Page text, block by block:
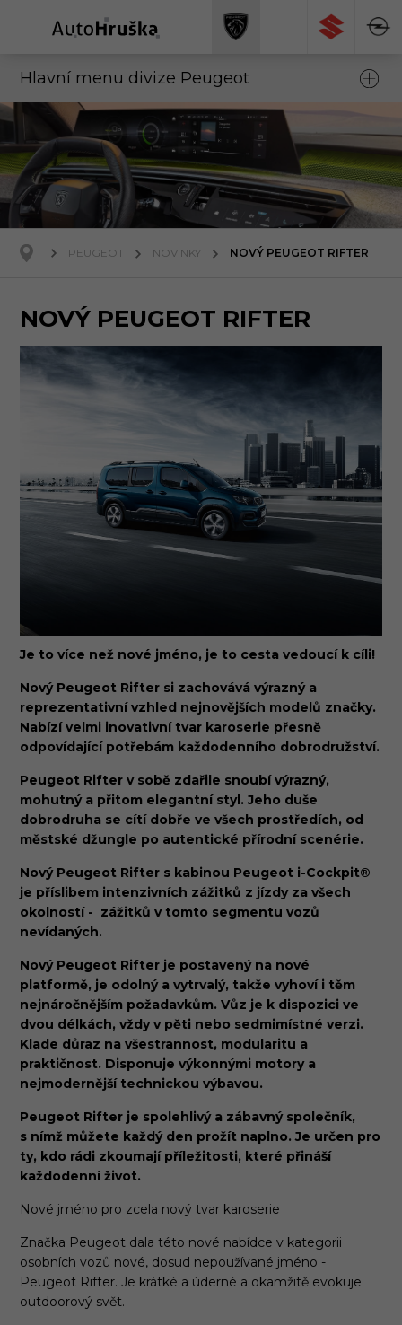
Hlavní menu divize Peugeot
PEUGEOT NOVINKY NOVÝ PEUGEOT RIFTER
NOVÝ PEUGEOT RIFTER
Je to více než nové jméno, je to cesta vedoucí k cíli!
Nový Peugeot Rifter si zachovává výrazný a
reprezentativní vzhled nejnovějších modelů značky.
Nabízí velmi inovativní tvar karoserie přesně
odpovídající potřebám každodenního dobrodružství.
Peugeot Rifter v sobě zdařile snoubí výrazný,
mohutný a přitom elegantní styl. Jeho duše
dobrodruha se cítí dobře ve všech prostředích, od
městské džungle po autentické přírodní scenérie.
Nový Peugeot Rifter s kabinou Peugeot i-Cockpit®
je příslibem intenzivních zážitků z jízdy za všech
okolností - zážitků v tomto segmentu vozů
nevídaných.
Nový Peugeot Rifter je postavený na nové
platformě, je odolný a vytrvalý, takže vyhoví i těm
nejnáročnějším požadavkům. Vůz je k dispozici ve
dvou délkách, vždy v pěti nebo sedmimístné verzi.
Klade důraz na všestrannost, modularitu a
praktičnost. Disponuje výkonnými motory a
nejmodernější technickou výbavou.
Peugeot Rifter je spolehlivý a zábavný společník,
s nímž můžete každý den prožít naplno. Je určen pro
ty, kdo rádi zkoumají příležitosti, které přináší
každodenní život.
Nové jméno pro zcela nový tvar karoserie
Značka Peugeot dala této nové nabídce v kategorii
osobních vozů nové, dosud nepoužívané jméno -
Peugeot Rifter. Je krátké a úderné a okamžitě evokuje
outdoorový svět.